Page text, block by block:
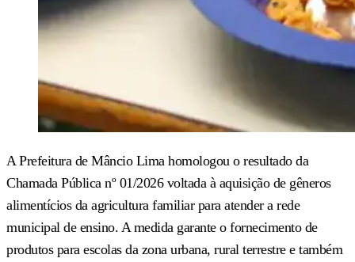
A Prefeitura de Mâncio Lima homologou o resultado da
Chamada Pública nº 01/2026 voltada à aquisição de gêneros
alimentícios da agricultura familiar para atender a rede
municipal de ensino. A medida garante o fornecimento de
produtos para escolas da zona urbana, rural terrestre e também